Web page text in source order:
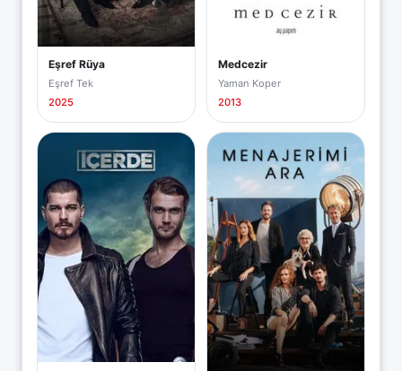
Eşref Rüya
Eşref Tek
2025
Medcezir
Yaman Koper
2013